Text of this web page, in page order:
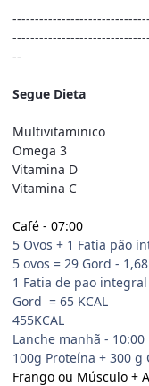
--
Segue Dieta
Multivitaminico
Omega 3
Vitamina D
Vitamina C
Café - 07:00
5 Ovos + 1 Fatia pão
5 ovos = 29 Gord -
1 Fatia de pao
Gord = 65 KCAL
455KCAL
Lanche manhã - 10:00
100g Proteína + 300 g
Frango ou Músculo +